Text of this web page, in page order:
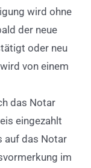
wird ohne
der neue
oder neu
von einem
das Notar
eingezahlt
auf das Notar
im